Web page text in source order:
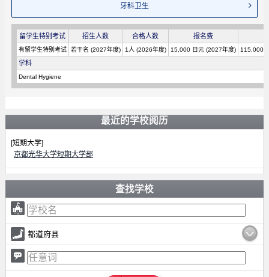
牙科卫生
留学生特别考试 招生人数 合格人数 报名费
有留学生特别考试 若干名 (2027年度) 1人 (2026年度) 15,000 日元 (2027年度) 115,000
学科
Dental Hygiene
最近的学校阅历
[短期大学]
京都光华大学短期大学部
查找学校
都道府县